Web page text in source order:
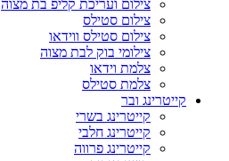
צילום ועריכת קליפ בת מצוה
צילום סטילס
צילום סטילס ווידאו
צילומי בוק לבת מצוה
צלמת וידאו
צלמת סטילס
קייטרינג ובר
קייטרינג בשרי
קייטרינג חלבי
קייטרינג פרווה